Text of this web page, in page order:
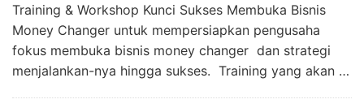
Training & Workshop Kunci Sukses Membuka Bisnis
Money Changer untuk mempersiapkan pengusaha
fokus membuka bisnis money changer dan strategi
menjalankan-nya hingga sukses. Training yang akan …